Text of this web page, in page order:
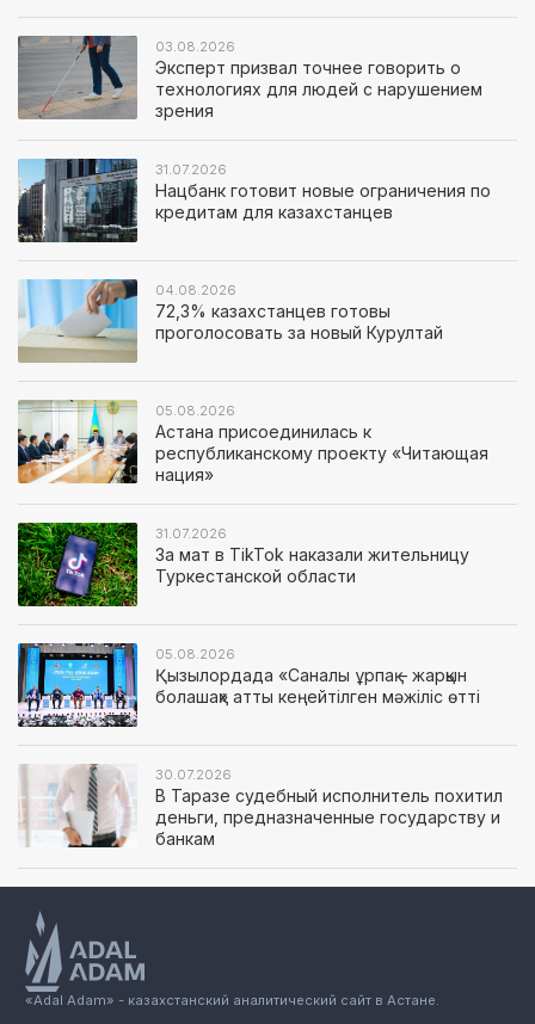
03.08.2026
Эксперт призвал точнее говорить о
технологиях для людей с нарушением
зрения
31.07.2026
Нацбанк готовит новые ограничения по
кредитам для казахстанцев
04.08.2026
72,3% казахстанцев готовы
проголосовать за новый Курултай
05.08.2026
Астана присоединилась к
республиканскому проекту «Читающая
нация»
31.07.2026
За мат в TikTok наказали жительницу
Туркестанской области
05.08.2026
Қызылордада «Саналы ұрпақ – жарқын
болашақ» атты кеңейтілген мәжіліс өтті
30.07.2026
В Таразе судебный исполнитель похитил
деньги, предназначенные государству и
банкам
«Adal Adam» - казахстанский аналитический сайт в Астане.